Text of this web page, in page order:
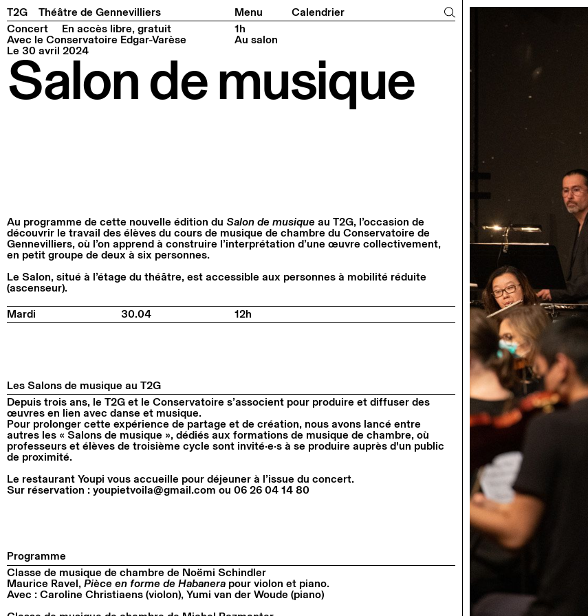
T2G Théâtre de Gennevilliers Menu Calendrier
Facebook
Instagram Tiktok
Plan du T2G
Concert
En accès libre, gratuit
Avec le Conservatoire Edgar-Varèse
Le 30 avril 2024
1h
Au salon
Salon de musique
Au programme de cette nouvelle édition du Salon de musique au T2G, l’occasion de
découvrir le travail des élèves du cours de musique de chambre du Conservatoire de
Gennevilliers, où l’on apprend à construire l’interprétation d’une œuvre collectivement,
en petit groupe de deux à six personnes.
Le Salon, situé à l’étage du théâtre, est accessible aux personnes à mobilité réduite
(ascenseur).
Mardi 30.04 12h
Les Salons de musique au T2G
Depuis trois ans, le T2G et le Conservatoire s’associent pour produire et diffuser des
œuvres en lien avec danse et musique.
Pour prolonger cette expérience de partage et de création, nous avons lancé entre
autres les « Salons de musique », dédiés aux formations de musique de chambre, où
professeurs et élèves de troisième cycle sont invité·e·s à se produire auprès d'un public
de proximité.
Le restaurant Youpi vous accueille pour déjeuner à l’issue du concert.
Sur réservation : youpietvoila@gmail.com ou 06 26 04 14 80
Programme
Classe de musique de chambre de Noëmi Schindler
Maurice Ravel, Pièce en forme de Habanera pour violon et piano.
Avec : Caroline Christiaens (violon), Yumi van der Woude (piano)